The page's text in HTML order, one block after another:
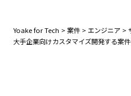
Yoake for Tech >案件 > エンジニア >
大手企業向けカスタマイズ開発する案